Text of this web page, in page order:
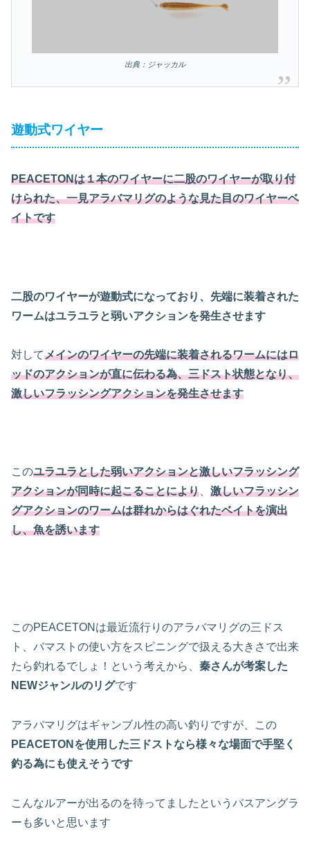
出典：ジャッカル
遊動式ワイヤー
PEACETONは１本のワイヤーに二股のワイヤーが取り付
けられた、一見アラバマリグのような見た目のワイヤーベ
イトです
二股のワイヤーが遊動式になっており、先端に装着された
ワームはユラユラと弱いアクションを発生させます
対してメインのワイヤーの先端に装着されるワームにはロ
ッドのアクションが直に伝わる為、三ドスト状態となり、
激しいフラッシングアクションを発生させます
このユラユラとした弱いアクションと激しいフラッシング
アクションが同時に起こることにより
激しいフラッシン
グアクションのワームは群れからはぐれたベイトを演出
し、魚を誘います
このPEACETONは最近流行りのアラバマリグの三ドス
ト、バマストの使い方をスピニングで扱える大きさで出来
たら釣れるでしょ！という考えから、 秦さんが考案した
NEWジャンルのリグです
アラバマリグはギャンブル性の高い釣りですが、この
PEACETONを使用した三ドストなら様々な場面で手堅く
釣る為にも使えそうです
こんなルアーが出るのを待ってましたというバスアングラ
ーも多いと思います